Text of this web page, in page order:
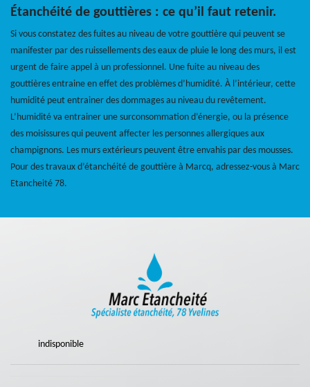
Étanchéité de gouttières : ce qu’il faut retenir.
Si vous constatez des fuites au niveau de votre gouttière qui peuvent se
manifester par des ruissellements des eaux de pluie le long des murs, il est
urgent de faire appel à un professionnel. Une fuite au niveau des
gouttières entraine en effet des problèmes d’humidité. À l’intérieur, cette
humidité peut entrainer des dommages au niveau du revêtement.
L’humidité va entrainer une surconsommation d’énergie, ou la présence
des moisissures qui peuvent affecter les personnes allergiques aux
champignons. Les murs extérieurs peuvent être envahis par des mousses.
Pour des travaux d’étanchéité de gouttière à Marcq, adressez-vous à Marc
Etancheité 78.
indisponible